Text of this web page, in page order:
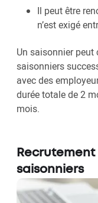
Il peut être
n’est exigé
Un saisonnier
saisonniers
avec des
durée totale de 2
mois.
Recrutement
saisonniers